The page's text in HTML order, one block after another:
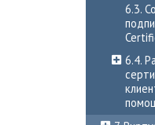
6.3.
6.4.